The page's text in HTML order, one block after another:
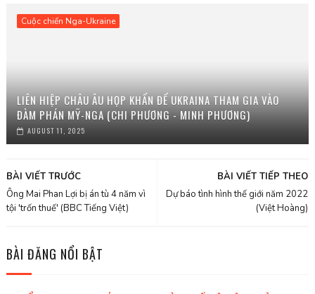
Cuộc chiến Nga-Ukraine
LIÊN HIỆP CHÂU ÂU HỌP KHẨN ĐỂ UKRAINA THAM GIA VÀO
ĐÀM PHÁN MỸ-NGA (CHI PHƯƠNG - MINH PHƯƠNG)
AUGUST 11, 2025
BÀI VIẾT TIẾP THEO
Dự báo tình hình thế giới năm 2022
(Việt Hoàng)
BÀI VIẾT TRƯỚC
Ông Mai Phan Lợi bị án tù 4 năm vì
tội 'trốn thuế' (BBC Tiếng Việt)
BÀI ĐĂNG NỔI BẬT